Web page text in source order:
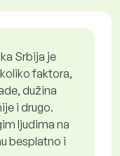
Srbija je
faktora,
dužina
i drugo.
ljudima na
besplatno i